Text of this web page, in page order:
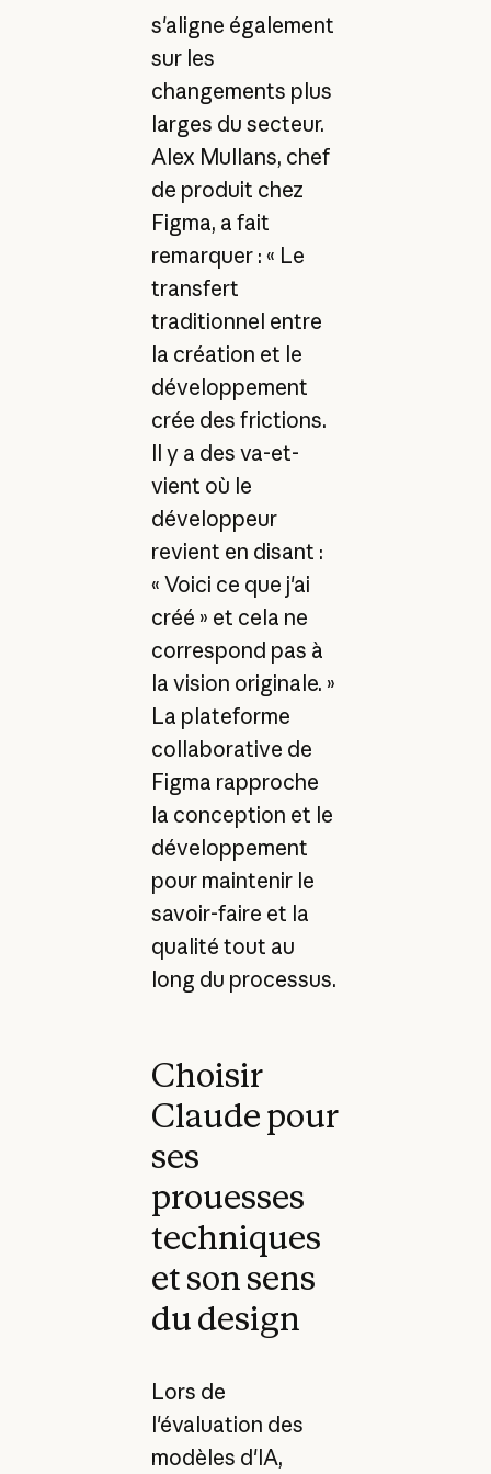
s'aligne également
sur les
changements plus
larges du secteur.
Alex Mullans, chef
de produit chez
Figma, a fait
remarquer : « Le
transfert
traditionnel entre
la création et le
développement
crée des frictions.
Il y a des va-et-
vient où le
développeur
revient en disant :
« Voici ce que j'ai
créé » et cela ne
correspond pas à
la vision originale. »
La plateforme
collaborative de
Figma rapproche
la conception et le
développement
pour maintenir le
savoir-faire et la
qualité tout au
long du processus.
Choisir
Claude pour
ses
prouesses
techniques
et son sens
du design
Lors de
l'évaluation des
modèles d'IA,